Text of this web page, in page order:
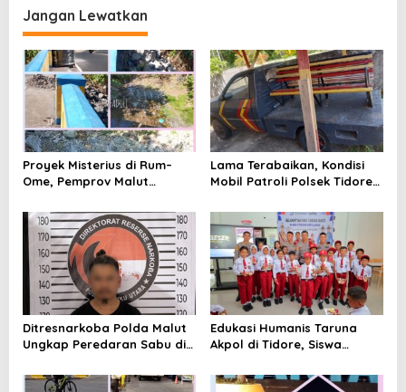
a
s
i
p
o
s
Jangan Lewatkan
Proyek Misterius di Rum–
Ome, Pemprov Malut
Lalu Punya Siapa?
Lama Terabaikan, Kondisi
Mobil Patroli Polsek Tidore
Kapolda
Ditresnarkoba Polda Malut
Ungkap Peredaran Sabu di
Pengedar Diamankan
Edukasi Humanis Taruna
Akpol di Tidore, Siswa
Mandiri